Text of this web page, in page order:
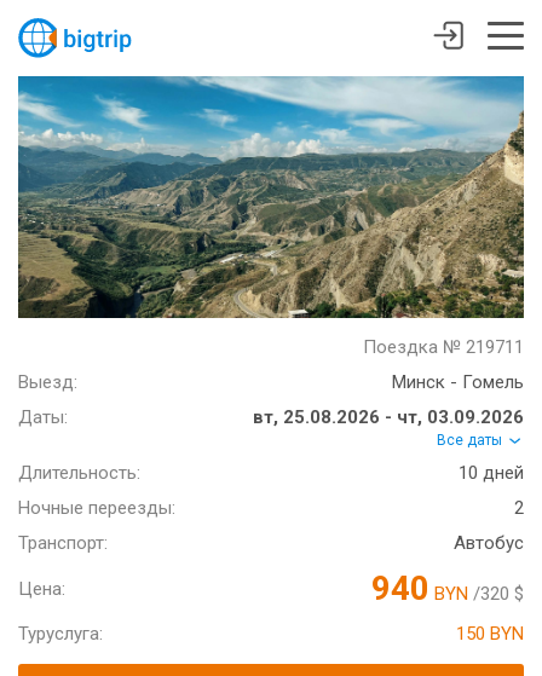
Поездка № 219711
Выезд:
Минск - Гомель
Даты:
вт, 25.08.2026 - чт, 03.09.2026
Все даты
Длительность:
10 дней
Ночные переезды:
2
Транспорт:
Автобус
Цена: 940 BYN /320 $
Туруслуга:
150 BYN